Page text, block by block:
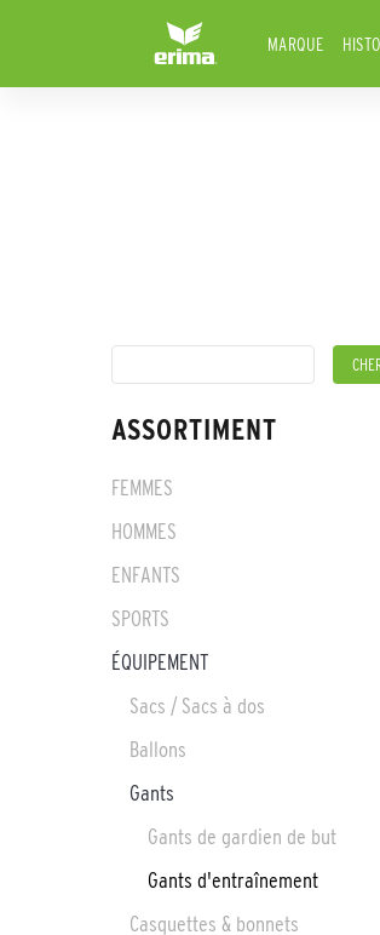
MARQUE
ASSORTIMENT
FEMMES
HOMMES
ENFANTS
SPORTS
ÉQUIPEMENT
Sacs / Sacs à dos
Ballons
Gants
Gants de gardien de but
Gants d'entraînement
Casquettes & bonnets